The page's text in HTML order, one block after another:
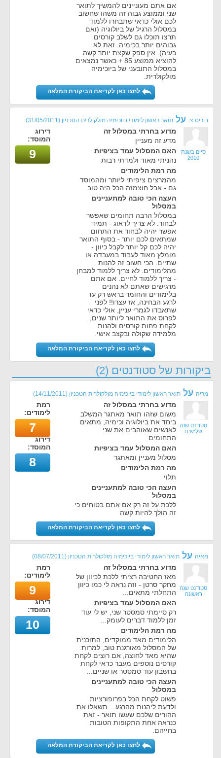
אם אתם מעוניינים להמשיך לתואר
שני וממוצע גבוה זה משהו שחשוב
לכם אולי כדאי שתבחרו ללמוד
במסלול הרגיל של ביולוגיה (ואם
תרצו תוכלו גם לשלב קורסים
גבוהים יותר בכימיה. זאת לא
בעיה). אין ספק שקצת יותר קשה
להוציא ממוצע 85 + כאשר נמצאים
במסלול התובעני של ביוכימיה
מולקולרית.
לחצו כאן לקריאת הביקורת המלאה
בוריס צ. על תואר ראשון לימודי ביוכימיה מולקולרית הטכניון (31/05/2011)
סיים בשנת
2010
מדוע בחרתי במסלול זה
מדע זה מעניין
האם המסלול עמד בציפיות
נהניתי מאוד ולמדתי רבות
מה רמת הלימודים
מהמרצים ציפיתי ליותר ומהמוסד
גם - אבל חוצמזה הכל היה טוב
העצה הכי טובה למתעניינים
במסלול
במסלול הרבה תחומים שאפשר
לבחור. לא צריך לדאוג - תמיד
אפשר יהיה לבחור את התחום
שמתאים לכם יותר - בסוף התואר
יהיה לכם קל יותר לקבל כיוון -
מומלץ מאוד לעבוד במעבדה או
שתיים. הכי חשוב זה להנות
מהלימודים. לא צריך ללמוד למבחן
- צריך ללמוד לחיים. אם אתם
מרגישים שאתם לא נהנים
בלימודים והחומר בראש רק עד
לרגע הבחינה, אז עצרו!! לפני
שתאבדו לגמרי עניין, אולי כדאי
לפרוס את התואר ליותר שנים,
לקחת פחות קורסים ולהנות
מלמידה שקולה ובקצב אישי.
דירוג
המוסד:
9
לחצו כאן לקריאת הביקורת המלאה
ביקורות של סטודנטים (2)
מריה על תואר ראשון לימודי ביוכימיה מולקולרית הטכניון (
14/11/2011
)
סטודנט שנה
שלישית
מדוע בחרתי במסלול זה
משום שזהו תואר מאתגר המשלב
ביחד את ביולוגיה וכימיה, מתאים
לאנשים שאוהבים את שני
התחומים
האם המסלול עמד בציפיות
מסלול מעניין ומאתגר
מה רמת הלימודים
תלוי
העצה הכי טובה למתעניינים
במסלול
ללכת על זה רק אם אתם בטוחים כי
זה הולך להיות קשה
רמת
לימודים:
7
דירוג
המוסד:
8
לחצו כאן לקריאת הביקורת המלאה
מאיה על תואר ראשון לימודי ביוכימיה מולקולרית הטכניון (
08/07/2011
)
סטודנט שנה
ראשונה
מדוע בחרתי במסלול זה
מאז החטיבה רציתי ללכת לכיוון של
מחקר סרטן - וזה נראה לי כמו כיוון
התחלתי מתאים...
האם המסלול עמד בציפיות
רק סיימתי סמסטר שני, יש לי עוד
זמן ללמוד דברים לעומק...
מה רמת הלימודים
הלימודים מאד ממוקדים, התוכנית
של המסלול מאורגנת טוב, למרות
שהיא מאד לחוצה, אם רוצים לקחת
קורסים נוספים מעבר כדאי לקחת
בחשבון עוד סמסטר או שניים...
העצה הכי טובה למתעניינים
במסלול
פשוט לקחת הכל בפרופורציות
ולדעת ליהנות מהרגע... תשאלו את
ההורים שלכם שעשו תואר - זאת
כנראה אחת התקופות הטובות
בחייהם.
רמת
לימודים:
9
דירוג
המוסד:
10
לחצו כאן לקריאת הביקורת המלאה